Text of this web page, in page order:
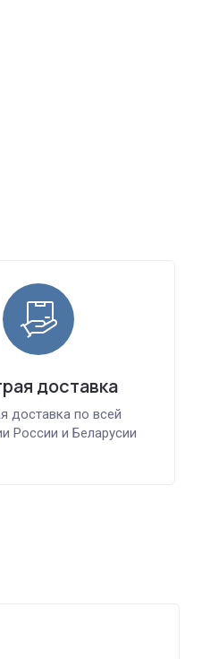
доставка
доставка по всей
России и Беларусии